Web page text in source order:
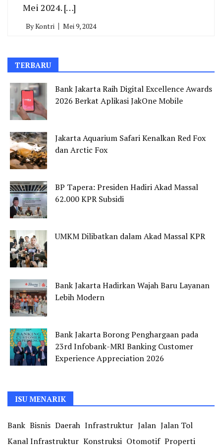
Mei 2024. […]
ByKontri Mei 9, 2024
TERBARU
Bank Jakarta Raih Digital Excellence Awards
2026 Berkat Aplikasi JakOne Mobile
Jakarta Aquarium Safari Kenalkan Red Fox
dan Arctic Fox
BP Tapera: Presiden Hadiri Akad Massal
62.000 KPR Subsidi
UMKM Dilibatkan dalam Akad Massal KPR
Bank Jakarta Hadirkan Wajah Baru Layanan
Lebih Modern
Bank Jakarta Borong Penghargaan pada
23rd Infobank-MRI Banking Customer
Experience Appreciation 2026
ISU MENARIK
Bank Bisnis Daerah Infrastruktur Jalan Jalan Tol
Kanal Infrastruktur Konstruksi Otomotif Properti